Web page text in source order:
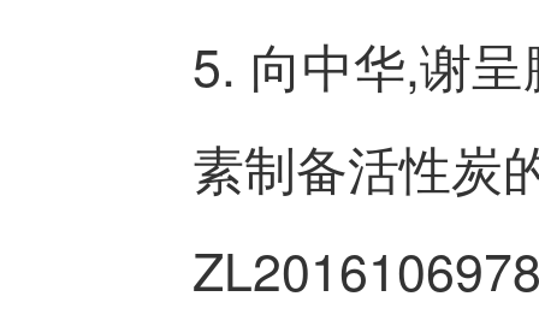
5. 向中华,谢
素制备活性炭